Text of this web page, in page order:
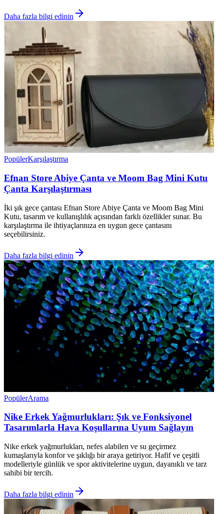
Daha fazla bilgi edinin
PopülerKarşılaştırma
Efnan Store Abiye Çanta ve Moom Bag Mini Kutu
Çanta Karşılaştırması
İki şık gece çantası Efnan Store Abiye Çanta ve Moom Bag Mini
Kutu, tasarım ve kullanışlılık açısından farklı özellikler sunar. Bu
karşılaştırma ile ihtiyaçlarınıza en uygun gece çantasını
seçebilirsiniz.
Daha fazla bilgi edinin
PopülerArama
Nike Erkek Yağmurlukları: Şık ve Fonksiyonel
Tasarımlarla Hava Koşullarına Uyum Sağlayın
Nike erkek yağmurlukları, nefes alabilen ve su geçirmez
kumaşlarıyla konfor ve şıklığı bir araya getiriyor. Hafif ve çeşitli
modelleriyle günlük ve spor aktivitelerine uygun, dayanıklı ve tarz
sahibi bir tercih.
Daha fazla bilgi edinin